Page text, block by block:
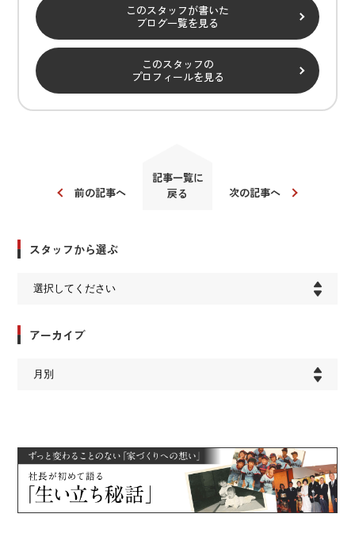
このスタッフが書いた
ブログ一覧を見る
このスタッフの
プロフィールを見る
前の記事へ
記事一覧に
戻る
次の記事へ
スタッフから選ぶ
アーカイブ